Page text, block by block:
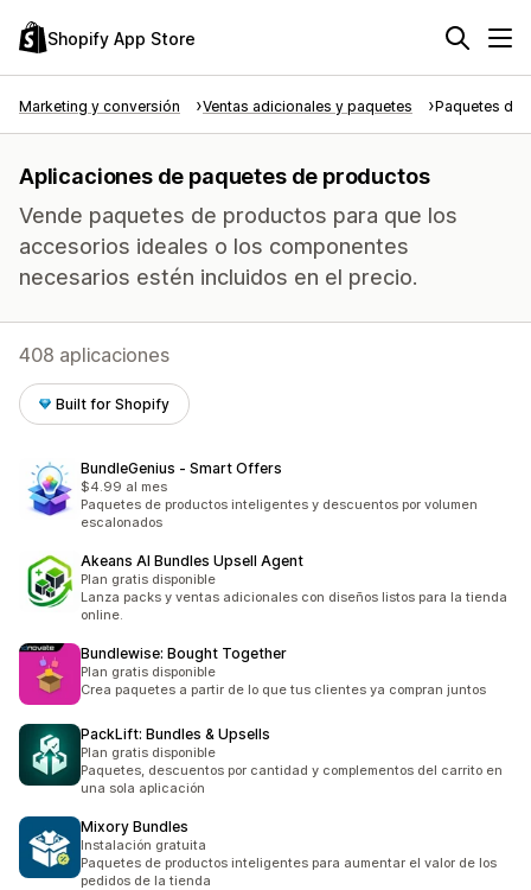
Shopify App Store
Marketing y conversión Ventas adicionales y paquetes Paquetes de
Aplicaciones de paquetes de productos
Vende paquetes de productos para que los
accesorios ideales o los componentes
necesarios estén incluidos en el precio.
408 aplicaciones
Built for Shopify
BundleGenius ‑ Smart Offers
$4.99 al mes
Paquetes de productos inteligentes y descuentos por volumen
escalonados
Akeans AI Bundles Upsell Agent
Plan gratis disponible
Lanza packs y ventas adicionales con diseños listos para la tienda
online.
Bundlewise: Bought Together
Plan gratis disponible
Crea paquetes a partir de lo que tus clientes ya compran juntos
PackLift: Bundles & Upsells
Plan gratis disponible
Paquetes, descuentos por cantidad y complementos del carrito en
una sola aplicación
Mixory Bundles
Instalación gratuita
Paquetes de productos inteligentes para aumentar el valor de los
pedidos de la tienda